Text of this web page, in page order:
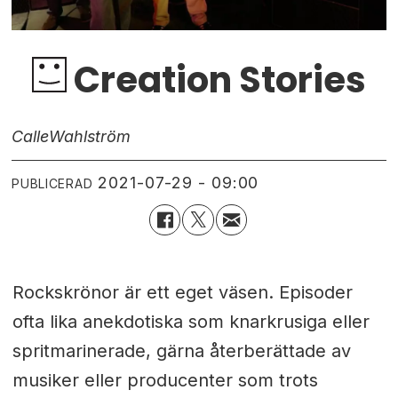
Creation Stories
CalleWahlström
PUBLICERAD 2021-07-29 - 09:00
Rockskrönor är ett eget väsen. Episoder
ofta lika anekdotiska som knarkrusiga eller
spritmarinerade, gärna återberättade av
musiker eller producenter som trots